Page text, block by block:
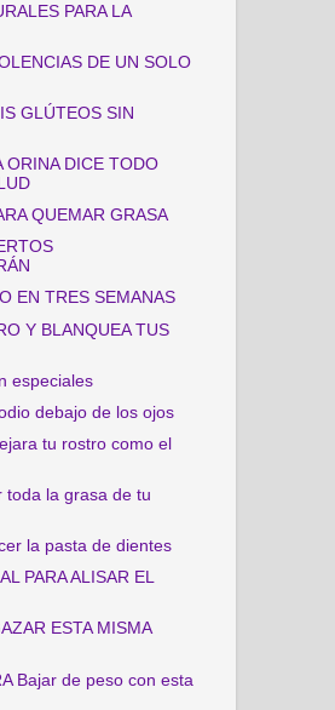
PARA LA
DE UN SOLO
GLÚTEOS SIN
ORINA DICE TODO
QUEMAR GRASA
EN TRES SEMANAS
Y BLANQUEA TUS
especiales
debajo de los ojos
tu rostro como el
toda la grasa de tu
la pasta de dientes
PARA ALISAR EL
ESTA MISMA
Bajar de peso con esta